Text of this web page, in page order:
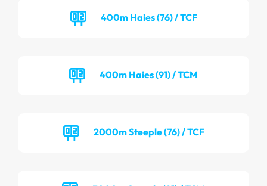
400m Haies (76) / TCF
400m Haies (91) / TCM
2000m Steeple (76) / TCF